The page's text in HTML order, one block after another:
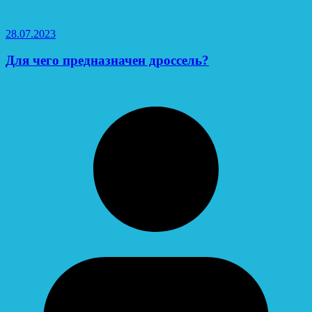
28.07.2023
Для чего предназначен дроссель?